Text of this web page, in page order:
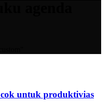
untuk produktivias